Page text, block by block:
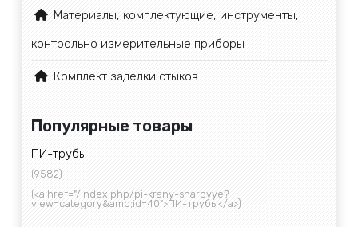
Материалы, комплектующие, инструменты,
контрольно измерительные приборы
Комплект заделки стыков
Популярные товары
ПИ-трубы
(9582)
(<a href="/index.php/pi-krany-sharovye?
view=category&amp;id=40">ПИ-трубы</a>)